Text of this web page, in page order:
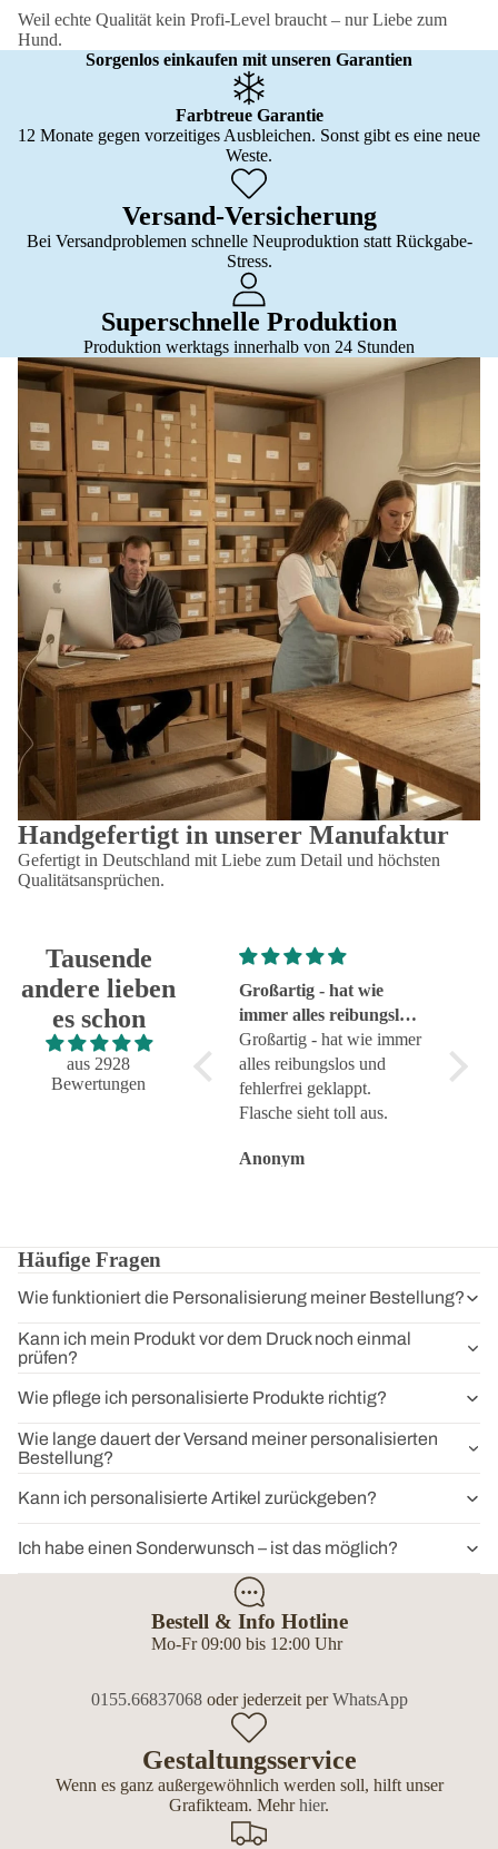
Weil echte Qualität kein Profi-Level braucht – nur Liebe zum
Hund.
Sorgenlos einkaufen mit unseren Garantien
Farbtreue Garantie
12 Monate gegen vorzeitiges Ausbleichen. Sonst gibt es eine neue
Weste.
Versand-Versicherung
Bei Versandproblemen schnelle Neuproduktion statt Rückgabe-
Stress.
Superschnelle Produktion
Produktion werktags innerhalb von 24 Stunden
Handgefertigt in unserer Manufaktur
Gefertigt in Deutschland mit Liebe zum Detail und höchsten
Qualitätsansprüchen.
Tausende
andere lieben
es schon
aus 2928
Bewertungen
Super!
Super!
Großartig - hat wie
immer alles reibungslos
und fehlerfrei geklappt
Großartig - hat wie immer
alles reibungslos und
fehlerfrei geklappt.
Flasche sieht toll aus.
Anonym
Häufige Fragen
Wie funktioniert die Personalisierung meiner Bestellung?
Kann ich mein Produkt vor dem Druck noch einmal
prüfen?
Wie pflege ich personalisierte Produkte richtig?
Wie lange dauert der Versand meiner personalisierten
Bestellung?
Kann ich personalisierte Artikel zurückgeben?
Ich habe einen Sonderwunsch – ist das möglich?
Bestell & Info Hotline
Mo-Fr 09:00 bis 12:00 Uhr
0155.66837068oder jederzeit perWhatsApp
Gestaltungsservice
Wenn es ganz außergewöhnlich werden soll, hilft unser
Grafikteam. Mehrhier.